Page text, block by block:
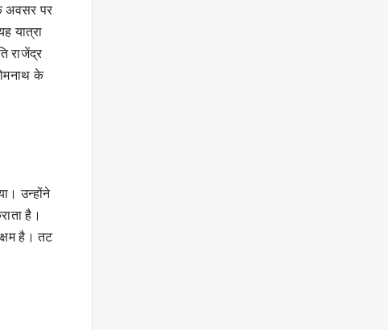
अवसर पर
यात्रा
राजेंद्र
के
उन्होंने
है।
है। तट